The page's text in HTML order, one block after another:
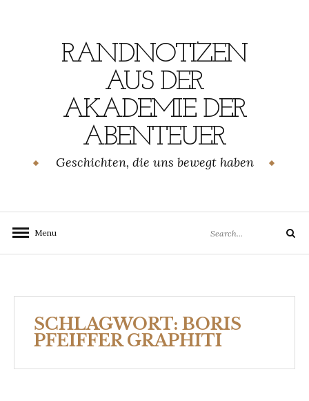
RANDNOTIZEN
AUS DER
AKADEMIE DER
ABENTEUER
Geschichten, die uns bewegt haben
Menu
for:
Search
SCHLAGWORT: BORIS
PFEIFFER GRAPHITI